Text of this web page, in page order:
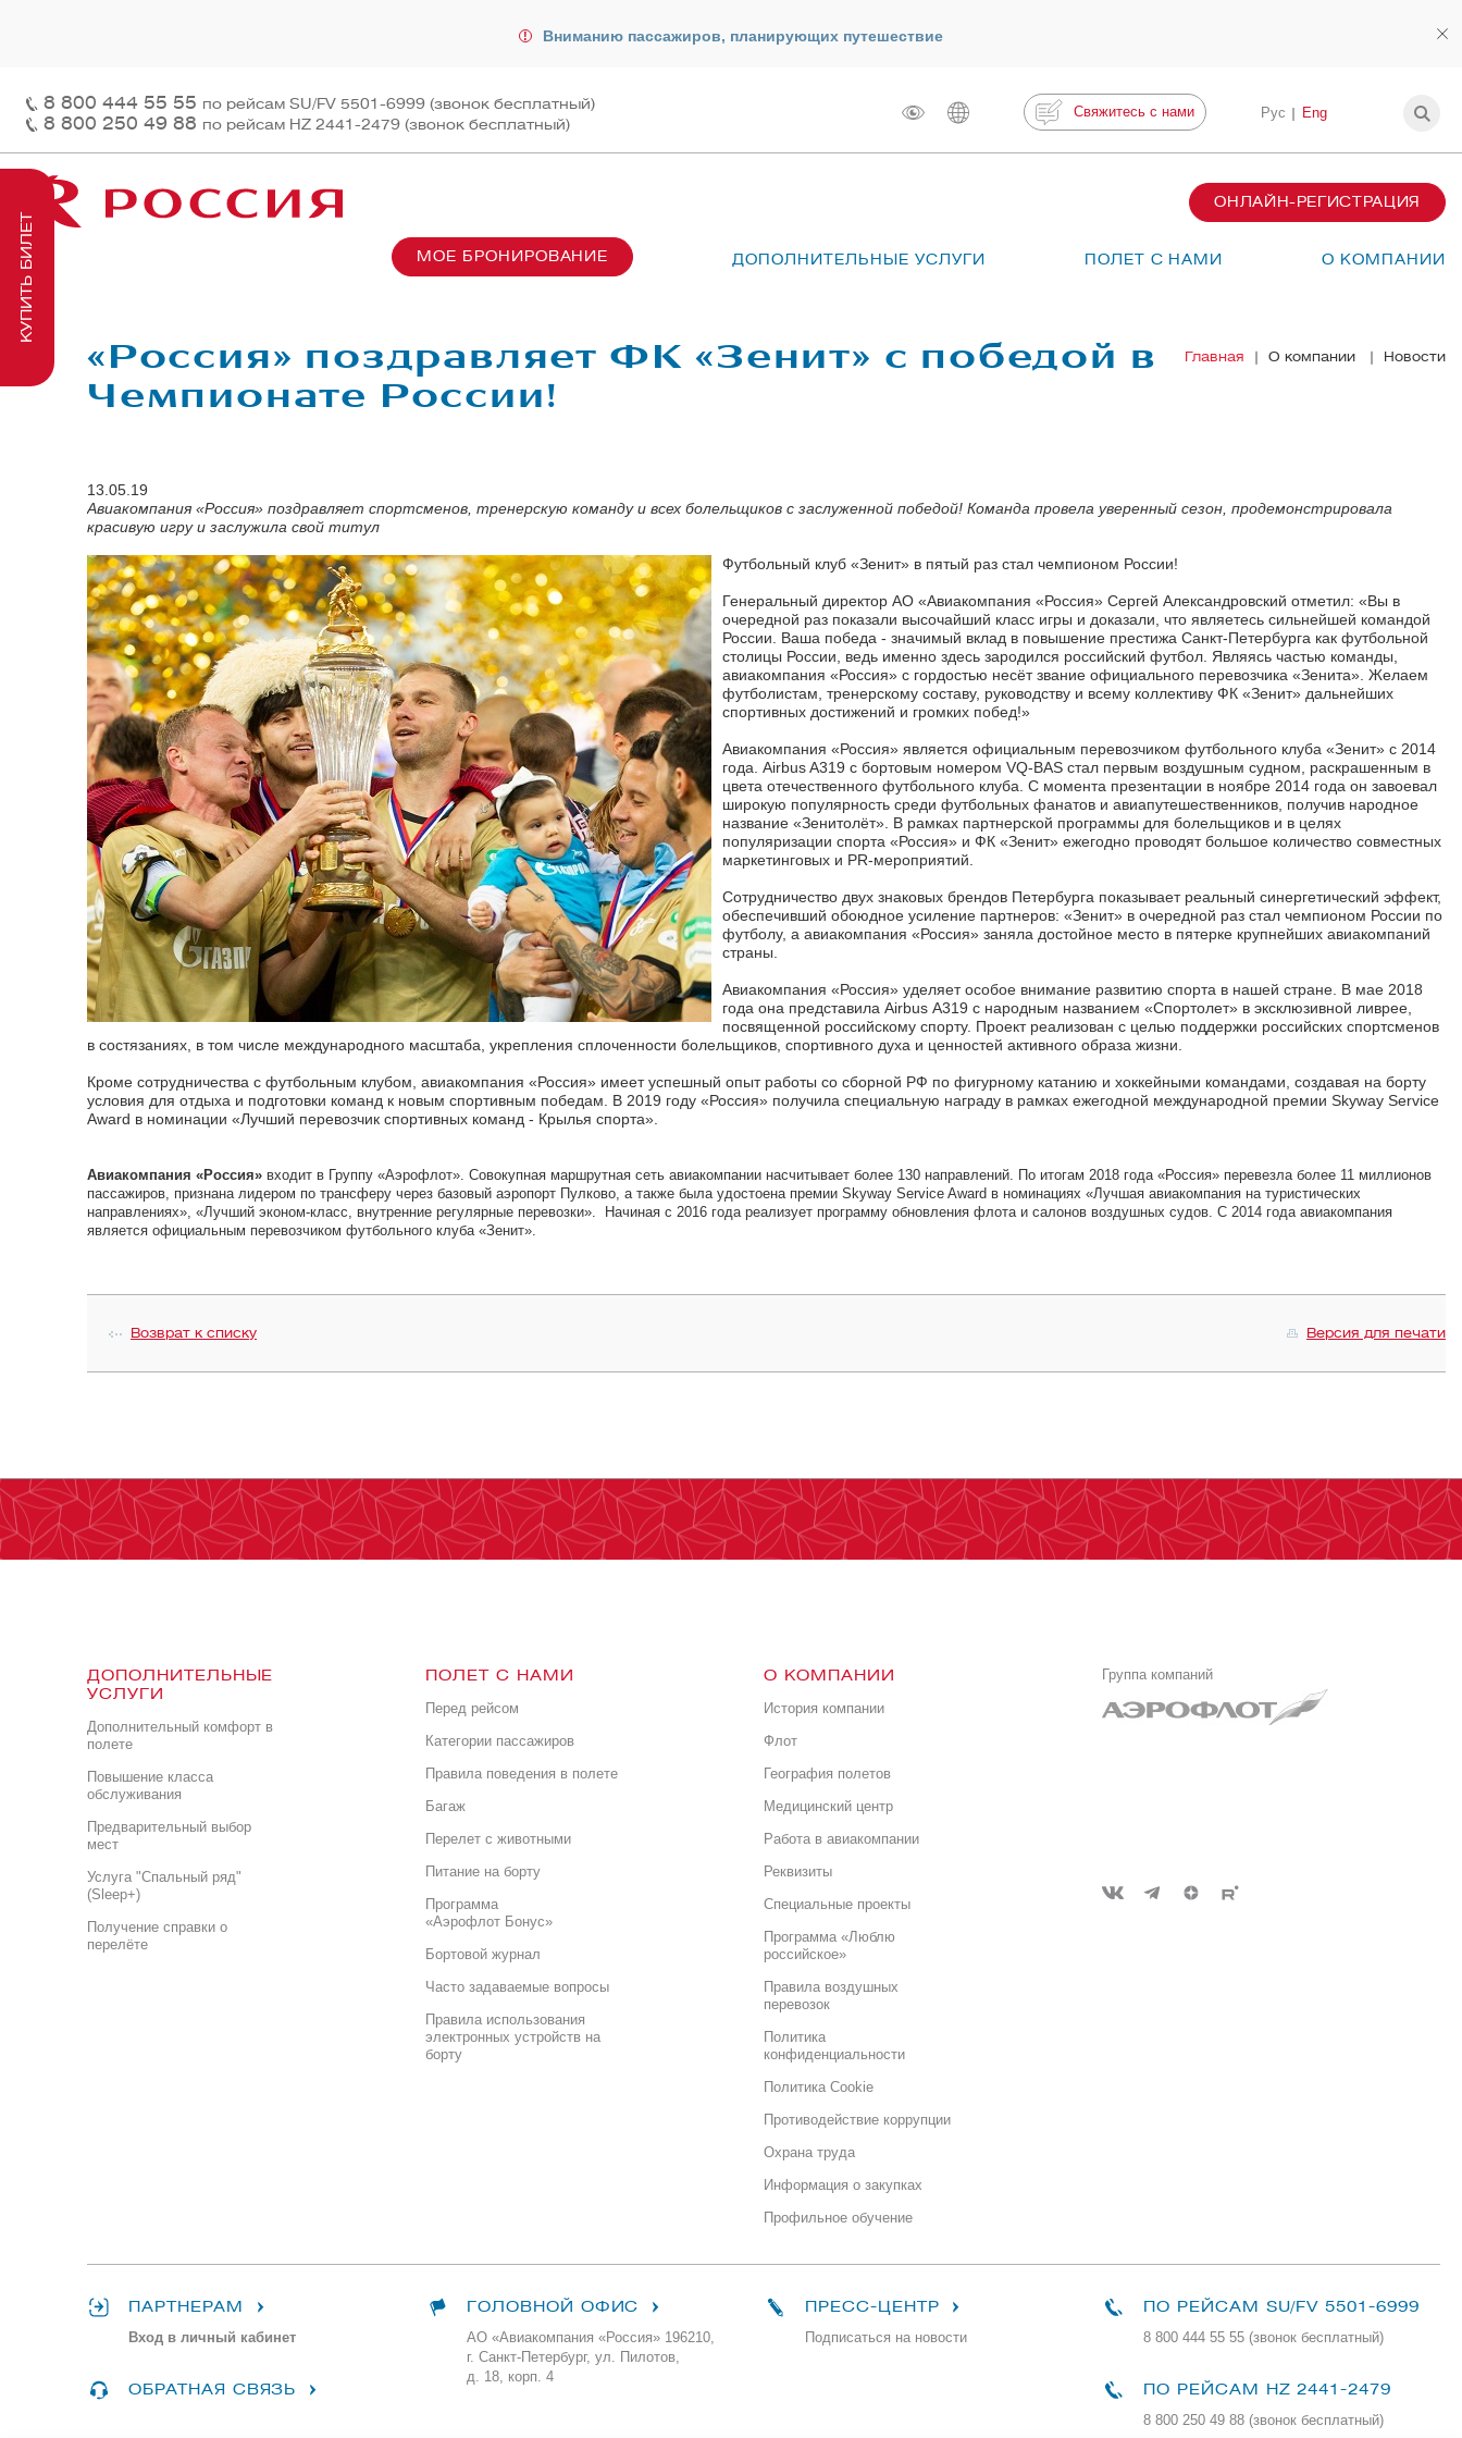
Вниманию пассажиров, планирующих путешествие
8 800 444 55 55 по рейсам SU/FV 5501-6999 (звонок бесплатный)
8 800 250 49 88 по рейсам HZ 2441-2479 (звонок бесплатный)
Свяжитесь с нами Рус Eng
ОНЛАЙН-РЕГИСТРАЦИЯ
МОЕ БРОНИРОВАНИЕ ДОПОЛНИТЕЛЬНЫЕ УСЛУГИ ПОЛЕТ С НАМИ О КОМПАНИИ
Заказ чартера
Пассажирам
На борту
Главная О компании Новости
«Россия» поздравляет ФК «Зенит» с победой в
Чемпионате России!
13.05.19
Авиакомпания «Россия» поздравляет спортсменов, тренерскую команду и всех болельщиков с заслуженной победой! Команда провела уверенный сезон, продемонстрировала
красивую игру и заслужила свой титул
Футбольный клуб «Зенит» в пятый раз стал чемпионом России!
Генеральный директор АО «Авиакомпания «Россия» Сергей Александровский отметил: «Вы в
очередной раз показали высочайший класс игры и доказали, что являетесь сильнейшей командой
России. Ваша победа - значимый вклад в повышение престижа Санкт-Петербурга как футбольной
столицы России, ведь именно здесь зародился российский футбол. Являясь частью команды,
авиакомпания «Россия» с гордостью несёт звание официального перевозчика «Зенита». Желаем
футболистам, тренерскому составу, руководству и всему коллективу ФК «Зенит» дальнейших
спортивных достижений и громких побед!»
Авиакомпания «Россия» является официальным перевозчиком футбольного клуба «Зенит» с 2014
года. Airbus A319 с бортовым номером VQ-BAS стал первым воздушным судном, раскрашенным в
цвета отечественного футбольного клуба. С момента презентации в ноябре 2014 года он завоевал
широкую популярность среди футбольных фанатов и авиапутешественников, получив народное
название «Зенитолёт». В рамках партнерской программы для болельщиков и в целях
популяризации спорта «Россия» и ФК «Зенит» ежегодно проводят большое количество совместных
маркетинговых и PR-мероприятий.
Сотрудничество двух знаковых брендов Петербурга показывает реальный синергетический эффект,
обеспечивший обоюдное усиление партнеров: «Зенит» в очередной раз стал чемпионом России по
футболу, а авиакомпания «Россия» заняла достойное место в пятерке крупнейших авиакомпаний
страны.
Авиакомпания «Россия» уделяет особое внимание развитию спорта в нашей стране. В мае 2018
года она представила Airbus А319 с народным названием «Спортолет» в эксклюзивной ливрее,
посвященной российскому спорту. Проект реализован с целью поддержки российских спортсменов
в состязаниях, в том числе международного масштаба, укрепления сплоченности болельщиков, спортивного духа и ценностей активного образа жизни.
Кроме сотрудничества с футбольным клубом, авиакомпания «Россия» имеет успешный опыт работы со сборной РФ по фигурному катанию и хоккейными командами, создавая на борту
условия для отдыха и подготовки команд к новым спортивным победам. В 2019 году «Россия» получила специальную награду в рамках ежегодной международной премии Skyway Service
Award в номинации «Лучший перевозчик спортивных команд - Крылья спорта».
Авиакомпания «Россия» входит в Группу «Аэрофлот». Совокупная маршрутная сеть авиакомпании насчитывает более 130 направлений. По итогам 2018 года «Россия» перевезла более 11 миллионов
пассажиров, признана лидером по трансферу через базовый аэропорт Пулково, а также была удостоена премии Skyway Service Award в номинациях «Лучшая авиакомпания на туристических
направлениях», «Лучший эконом-класс, внутренние регулярные перевозки». Начиная с 2016 года реализует программу обновления флота и салонов воздушных судов. С 2014 года авиакомпания
является официальным перевозчиком футбольного клуба «Зенит».
Возврат к списку Версия для печати
ДОПОЛНИТЕЛЬНЫЕ
УСЛУГИ
Дополнительный комфорт в
полете
Повышение класса
обслуживания
Предварительный выбор
мест
Услуга "Спальный ряд"
(Sleep+)
Получение справки о
перелёте
ПОЛЕТ С НАМИ
Перед рейсом
Категории пассажиров
Правила поведения в полете
Багаж
Перелет с животными
Питание на борту
Программа
«Аэрофлот Бонус»
Бортовой журнал
Часто задаваемые вопросы
Правила использования
электронных устройств на
борту
О КОМПАНИИ
История компании
Флот
География полетов
Медицинский центр
Работа в авиакомпании
Реквизиты
Специальные проекты
Программа «Люблю
российское»
Правила воздушных
перевозок
Политика
конфиденциальности
Политика Cookie
Противодействие коррупции
Охрана труда
Информация о закупках
Профильное обучение
Группа компаний
ПАРТНЕРАМ
Вход в личный кабинет
ОБРАТНАЯ СВЯЗЬ
ГОЛОВНОЙ ОФИС
АО «Авиакомпания «Россия» 196210,
г. Санкт-Петербург, ул. Пилотов,
д. 18, корп. 4
ПРЕСС-ЦЕНТР
Подписаться на новости
ПО РЕЙСАМ SU/FV 5501-6999
8 800 444 55 55 (звонок бесплатный)
ПО РЕЙСАМ HZ 2441-2479
8 800 250 49 88 (звонок бесплатный)
КУПИТЬ БИЛЕТ